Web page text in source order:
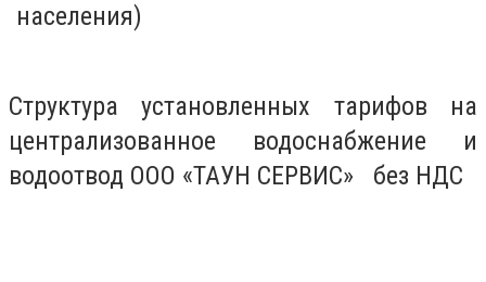
населения)
Структура установленных тарифов на
централизованное водоснабжение и
водоотвод ООО «ТАУН СЕРВИС» без НДС